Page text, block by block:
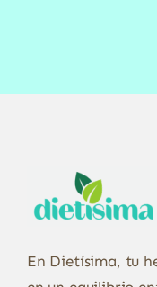
En Dietísima, tu